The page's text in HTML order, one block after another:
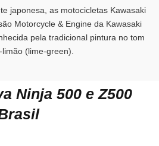
japonesa, as motocicletas Kawasaki
Motorcycle & Engine da Kawasaki
pela tradicional pintura no tom
(lime-green).
Ninja 500 e Z500